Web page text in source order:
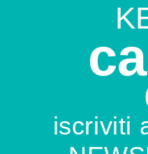
iscriviti